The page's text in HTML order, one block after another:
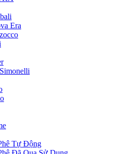
Era
Tự Động